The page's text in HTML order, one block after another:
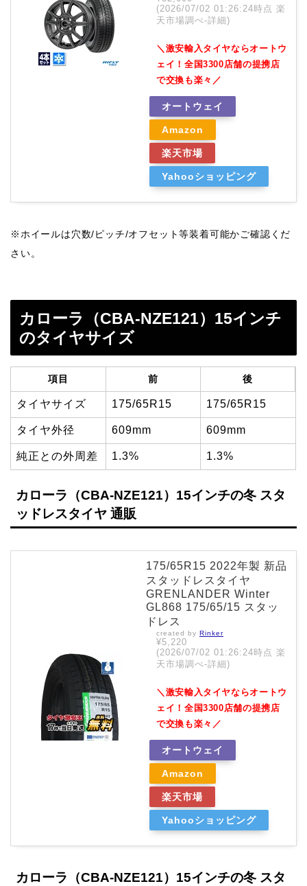
(2026/07/02 01:26:24時点 楽
天市場調べ-詳細)
＼激安輸入タイヤならオートウ
ェイ！全国3300店舗の提携店
で交換も楽々／
オートウェイ
Amazon
楽天市場
Yahooショッピング
※ホイールは穴数/ピッチ/オフセット等装着可能かご確認くだ
さい。
カローラ（CBA-NZE121）15インチ
のタイヤサイズ
項目 前 後
タイヤサイズ 175/65R15 175/65R15
タイヤ外径 609mm 609mm
純正との外周差 1.3% 1.3%
カローラ（CBA-NZE121）15インチの冬 スタ
ッドレスタイヤ 通販
175/65R15 2022年製 新品
スタッドレスタイヤ
GRENLANDER Winter
GL868 175/65/15 スタッ
ドレス
created by Rinker
¥5,220
(2026/07/02 01:26:24時点 楽
天市場調べ-詳細)
＼激安輸入タイヤならオートウ
ェイ！全国3300店舗の提携店
で交換も楽々／
オートウェイ
Amazon
楽天市場
Yahooショッピング
カローラ（CBA-NZE121）15インチの冬 スタ